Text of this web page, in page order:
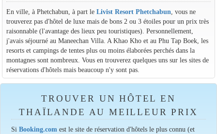
En ville, à Phetchabun, à part le Livist Resort Phetchabun , vous ne
trouverez pas d'hôtel de luxe mais de bons 2 ou 3 étoiles pour un prix très
raisonnable (l'avantage des lieux peu touristiques). Personnellement,
j'avais séjourné au Maneechan Villa. A Khao Kho et au Phu Tap Boek, les
resorts et campings de tentes plus ou moins élaborées perchés dans la
montagnes sont nombreux. Vous en trouverez quelques uns sur les sites de
réservations d'hôtels mais beaucoup n'y sont pas.
TROUVER UN HÔTEL EN
THAÏLANDE AU MEILLEUR PRIX
SiBooking.com est le site de réservation d'hôtels le plus connu (et